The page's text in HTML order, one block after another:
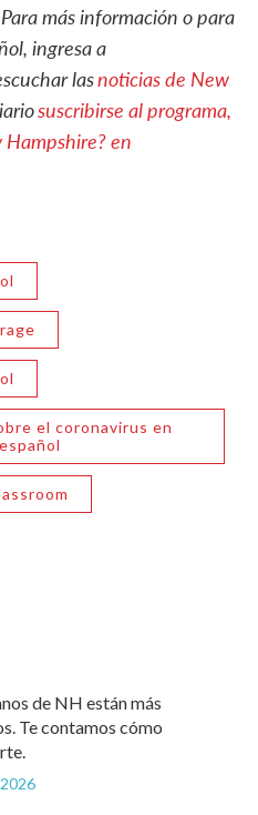
más información o para
ingresa a
lasnoticias de New
suscribirse al programa,
en
el coronavirus en
español
de NH están más
Te contamos cómo